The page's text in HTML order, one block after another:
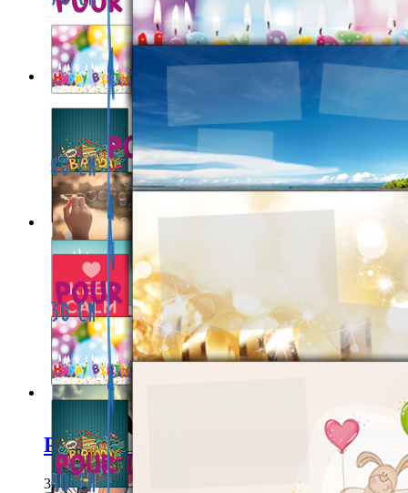
Poster simple classic Anniversaire
360,00 DH